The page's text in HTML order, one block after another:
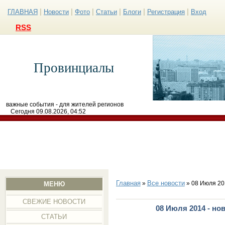
ГЛАВНАЯ Новости Фото Статьи Блоги Регистрация Вход
RSS
Провинциалы
важные события - для жителей регионов
Сегодня 09.08.2026, 04:52
МЕНЮ
СВЕЖИЕ НОВОСТИ
СТАТЬИ
Главная» Все новости» 08 Июля
08 Июля 2014 -